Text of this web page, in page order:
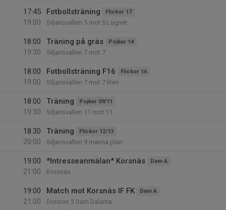
17:45
19:00
Fotbollsträning Flickor 17
Siljansvallen 5 mot 5 Lugnet
18:00
19:30
Träning på gräs Pojkar 14
Siljansvallen 7 mot 7
18:00
19:00
Fotbollsträning F16 Flickor 16
Siljansvallen 7 mot 7 liten
18:00
19:30
Träning Pojkar 09/11
Siljansvallen 11 mot 11
18:30
20:00
Träning Flickor 12/13
Siljansvallen 9 manna plan
19:00
21:00
*Intresseanmälan* Korsnäs Dam A
Korsnäs
19:00
21:00
Match mot Korsnäs IF FK Dam A
Division 3 Dam Dalarna